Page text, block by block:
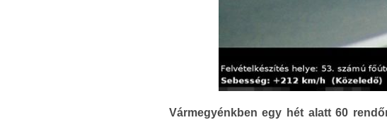
Vármegyénkben egy hét alatt 60